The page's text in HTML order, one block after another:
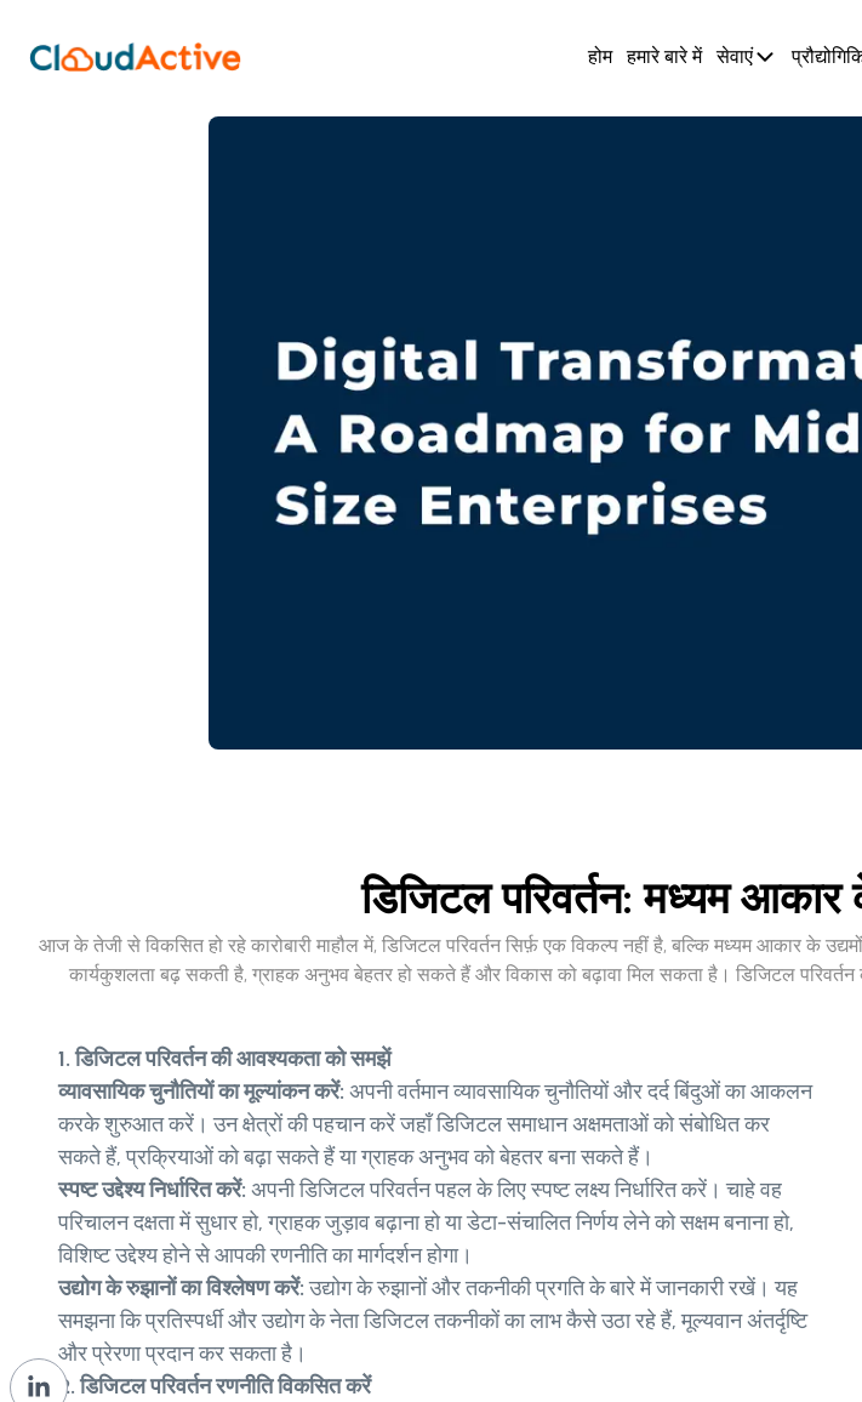
होम हमारे बारे में सेवाएं
डिजिटल परिवर्तन: मध्यम
आज के तेजी से विकसित हो रहे कारोबारी माहौल में, डिजिटल परिवर्तन सिर्फ़ एक विकल्प नहीं है, बल्कि मध्यम आकार के
कार्यकुशलता बढ़ सकती है, ग्राहक अनुभव बेहतर हो सकते हैं और विकास को बढ़ावा मिल सकता है। डिजिटल परिवर्तन
1. डिजिटल परिवर्तन की आवश्यकता को समझें
व्यावसायिक चुनौतियों का मूल्यांकन करें: अपनी वर्तमान व्यावसायिक चुनौतियों और दर्द बिंदुओं का आकलन
करके शुरुआत करें। उन क्षेत्रों की पहचान करें जहाँ डिजिटल समाधान अक्षमताओं को संबोधित कर
सकते हैं, प्रक्रियाओं को बढ़ा सकते हैं या ग्राहक अनुभव को बेहतर बना सकते हैं।
स्पष्ट उद्देश्य निर्धारित करें: अपनी डिजिटल परिवर्तन पहल के लिए स्पष्ट लक्ष्य निर्धारित करें। चाहे वह
परिचालन दक्षता में सुधार हो, ग्राहक जुड़ाव बढ़ाना हो या डेटा-संचालित निर्णय लेने को सक्षम बनाना हो,
विशिष्ट उद्देश्य होने से आपकी रणनीति का मार्गदर्शन होगा।
उद्योग के रुझानों का विश्लेषण करें:उद्योग के रुझानों और तकनीकी प्रगति के बारे में जानकारी रखें। यह
समझना कि प्रतिस्पर्धी और उद्योग के नेता डिजिटल तकनीकों का लाभ कैसे उठा रहे हैं, मूल्यवान अंतर्दृष्टि
और प्रेरणा प्रदान कर सकता है।
2. डिजिटल परिवर्तन रणनीति विकसित करें